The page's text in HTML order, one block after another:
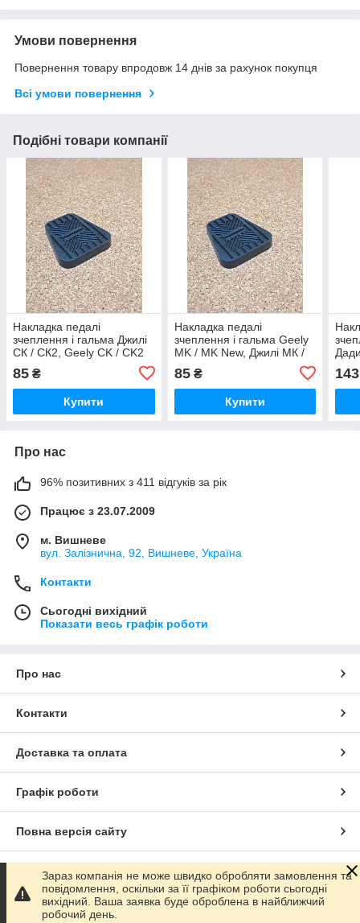
Умови повернення
Повернення товару впродовж 14 днів за рахунок покупця
Всі умови повернення
Подібні товари компанії
Накладка педалі
зчеплення і гальма Джилі
СК / СК2, Geely CK / CK2
85 ₴
Купити
Накладка педалі
зчеплення і гальма Geely
MK / MK New, Джилі МК /
85₴
Купити
143
Про нас
96% позитивних з 411 відгуків за рік
Працює з 23.07.2009
м. Вишневе
вул. Залізнична, 92, Вишневе, Україна
Контакти
Сьогодні вихідний
Показати весь графік роботи
Про нас
Контакти
Доставка та оплата
Графік роботи
Повна версія сайту
Сайт створено на маркетплейсі Prom.ua
Політика конфіденційності
Зараз компанія не може швидко обробляти замовлення та
повідомлення, оскільки за її графіком роботи сьогодні
вихідний. Ваша заявка буде оброблена в найближчий
робочий день.